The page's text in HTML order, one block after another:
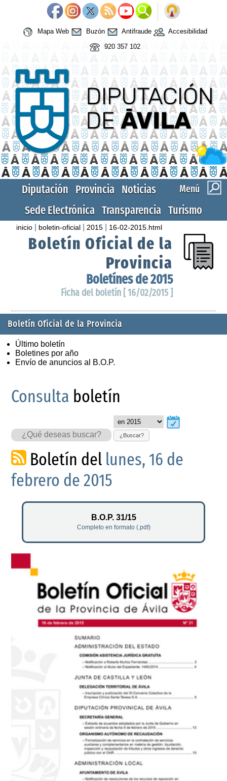
Mapa Web Buzón Antifraude
Accesibilidad
920 357 102
Menú
Diputación Provincia Noticias
Sede Electrónica Transparencia Turismo
inicio boletin-oficial 2015 16-02-2015.html
Boletín Oficial de la
Provincia
Boletínes de 2015
Ficha del boletín [ 16/02/2015 ]
Boletín Oficial de la Provincia
Último boletín
Boletines por año
Envío de anuncios al B.O.P.
Consulta boletín
¿Buscar?
Boletín del lunes, 16 de
febrero de 2015
B.O.P. 31/15
Completo en formato (.pdf)